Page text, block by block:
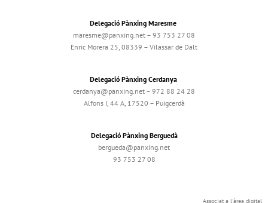
Delegació Pànxing Maresme
maresme@panxing.net – 93 753 27 08
Enric Morera 25, 08339 – Vilassar de Dalt
Delegació Pànxing Cerdanya
cerdanya@panxing.net – 972 88 24 28
Alfons I, 44 A, 17520 – Puigcerdà
Delegació Pànxing Berguedà
bergueda@panxing.net
93 753 27 08
Associat a l'àrea digital